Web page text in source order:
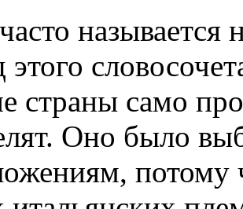
называется
этого
страны само
Оно было